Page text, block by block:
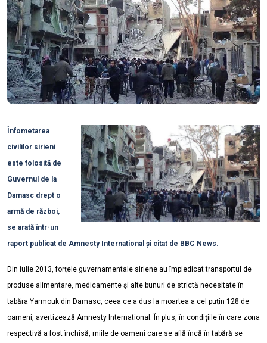
Înfometarea
civililor sirieni
este folosită de
Guvernul de la
Damasc drept o
armă de război,
se arată într-un
raport publicat de Amnesty International și citat de BBC News.
Din iulie 2013, forțele guvernamentale siriene au împiedicat transportul de
produse alimentare, medicamente și alte bunuri de strictă necesitate în
tabăra Yarmouk din Damasc, ceea ce a dus la moartea a cel puțin 128 de
oameni, avertizează Amnesty International. În plus, în condițiile în care zona
respectivă a fost închisă, miile de oameni care se află încă în tabără se